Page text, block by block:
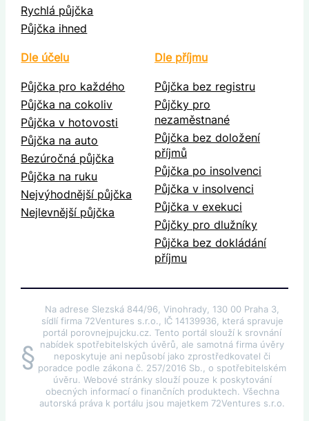
Rychlá půjčka
Půjčka ihned
Dle účelu
Půjčka pro každého
Půjčka na cokoliv
Půjčka v hotovosti
Půjčka na auto
Bezúročná půjčka
Půjčka na ruku
Nejvýhodnější půjčka
Nejlevnější půjčka
Dle příjmu
Půjčka bez registru
Půjčky pro
nezaměstnané
Půjčka bez doložení
příjmů
Půjčka po insolvenci
Půjčka v insolvenci
Půjčka v exekuci
Půjčky pro dlužníky
Půjčka bez dokládání
příjmu
§
Na adrese Slezská 844/96, Vinohrady, 130 00 Praha 3,
sídlí firma 72Ventures s.r.o., IČ 14139936, která spravuje
portál porovnejpujcku.cz. Tento portál slouží k srovnání
nabídek spotřebitelských úvěrů, ale samotná firma úvěry
neposkytuje ani nepůsobí jako zprostředkovatel či
poradce podle zákona č. 257/2016 Sb., o spotřebitelském
úvěru. Webové stránky slouží pouze k poskytování
obecných informací o finančních produktech. Všechna
autorská práva k portálu jsou majetkem 72Ventures s.r.o.